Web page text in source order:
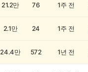
21.2만 76 1주 전
2.1만 24 1주 전
24.4만 572 1년 전